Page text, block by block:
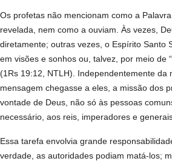
Os profetas não mencionam como a
revelada, nem como a ouviam. Às vezes,
diretamente; outras vezes, o Espírito Santo
em visões e sonhos ou, talvez, por meio de
(1Rs 19:12, NTLH). Independentemente da
mensagem chegasse a eles, a missão dos
vontade de Deus, não só às pessoas
necessário, aos reis, imperadores e
Essa tarefa envolvia grande
verdade, as autoridades podiam matá-los;